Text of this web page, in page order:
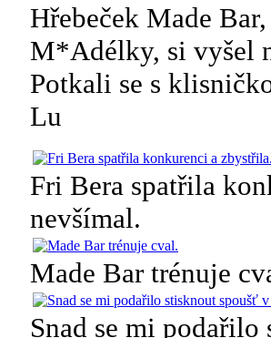
Hřebeček Made
M*Adélky, si vyšel
Potkali se s
Lu
Fri Bera spatřila
nevšímal.
Made Bar trénuje
Snad se mi